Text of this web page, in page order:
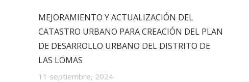
MEJORAMIENTO Y ACTUALIZACIÓN DEL
CATASTRO URBANO PARA CREACIÓN DEL PLAN
DE DESARROLLO URBANO DEL DISTRITO DE
LAS LOMAS
11 septiembre, 2024